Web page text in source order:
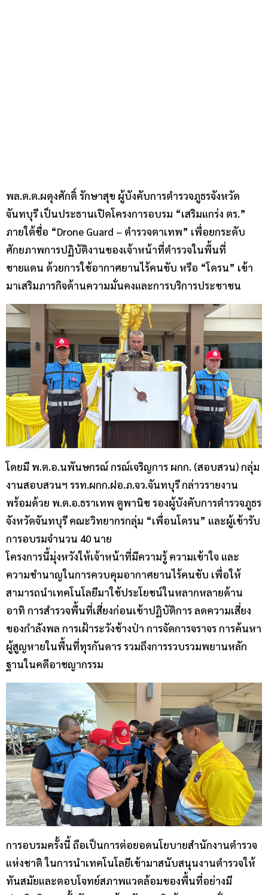
พล.ต.ต.ผดุงศักดิ์ รักษาสุข ผู้บังคับการตำรวจภูธรจังหวัด
จันทบุรี เป็นประธานเปิดโครงการอบรม “เสริมแกร่ง ตร.”
ภายใต้ชื่อ “Drone Guard – ตำรวจตาเทพ” เพื่อยกระดับ
ศักยภาพการปฏิบัติงานของเจ้าหน้าที่ตำรวจในพื้นที่
ชายแดน ด้วยการใช้อากาศยานไร้คนขับ หรือ “โดรน” เข้า
มาเสริมภารกิจด้านความมั่นคงและการบริการประชาชน
โดยมี พ.ต.อ.นพันษกรณ์ กรณ์เจริญการ ผกก. (สอบสวน) กลุ่ม
งานสอบสวนฯ รรท.ผกก.ฝอ.ภ.จว.จันทบุรี กล่าวรายงาน
พร้อมด้วย พ.ต.อ.ธราเทพ ตูพานิช รองผู้บังคับการตำรวจภูธร
จังหวัดจันทบุรี คณะวิทยากรกลุ่ม “เพื่อนโดรน” และผู้เข้ารับ
การอบรมจำนวน 40 นาย
โครงการนี้มุ่งหวังให้เจ้าหน้าที่มีความรู้ ความเข้าใจ และ
ความชำนาญในการควบคุมอากาศยานไร้คนขับ เพื่อให้
สามารถนำเทคโนโลยีมาใช้ประโยชน์ในหลากหลายด้าน
อาทิ การสำรวจพื้นที่เสี่ยงก่อนเข้าปฏิบัติการ ลดความเสี่ยง
ของกำลังพล การเฝ้าระวังช้างป่า การจัดการจราจร การค้นหา
ผู้สูญหายในพื้นที่ทุรกันดาร รวมถึงการรวบรวมพยานหลัก
ฐานในคดีอาชญากรรม
การอบรมครั้งนี้ ถือเป็นการต่อยอดนโยบายสำนักงานตำรวจ
แห่งชาติ ในการนำเทคโนโลยีเข้ามาสนับสนุนงานตำรวจให้
ทันสมัยและตอบโจทย์สภาพแวดล้อมของพื้นที่อย่างมี